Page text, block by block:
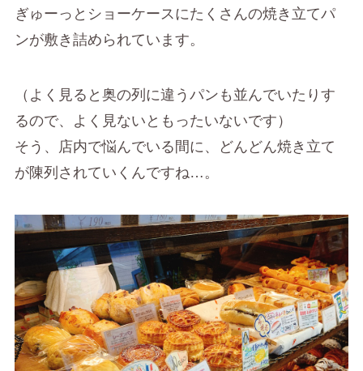
ぎゅーっとショーケースにたくさんの焼き立てパ
ンが敷き詰められています。
（よく見ると奥の列に違うパンも並んでいたりす
るので、よく見ないともったいないです）
そう、店内で悩んでいる間に、どんどん焼き立て
が陳列されていくんですね…。